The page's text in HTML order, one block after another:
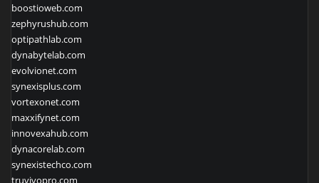
boostioweb.com
zephyrushub.com
optipathlab.com
dynabytelab.com
evolvionet.com
synexisplus.com
vortexonet.com
maxxifynet.com
innovexahub.com
dynacorelab.com
synexistechco.com
truvivopro.com